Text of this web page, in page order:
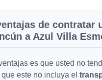
de contratar
a Azul Villa
es que usted no
este no incluya el